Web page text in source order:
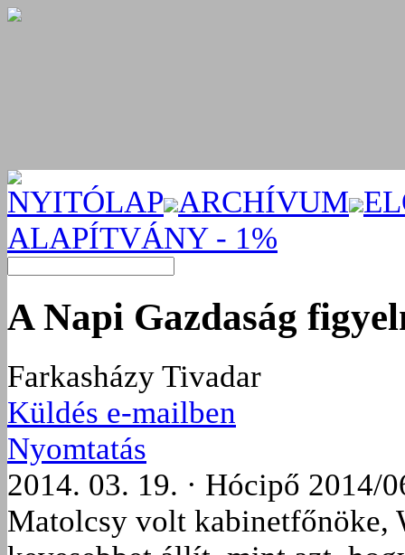
NYITÓLAP ARCHÍVUM
ALAPÍTVÁNY - 1%
A Napi Gazdaság
Farkasházy Tivadar
Küldés e-mailben
Nyomtatás
2014. 03. 19. · Hócipő 2014/
Matolcsy volt kabinetfőnöke,